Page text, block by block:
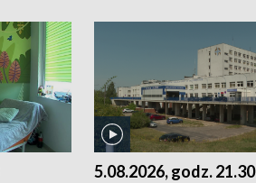
5.08.2026, godz. 21.30